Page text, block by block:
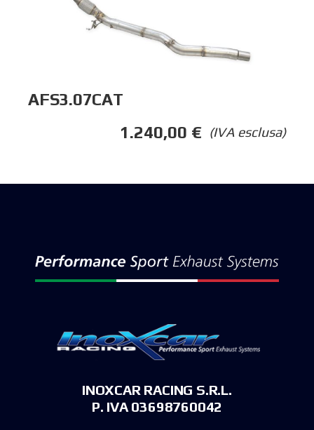
AFS3.07CAT
(IVA esclusa)
1.240,00 €
INOXCAR RACING S.R.L.
P. IVA 03698760042